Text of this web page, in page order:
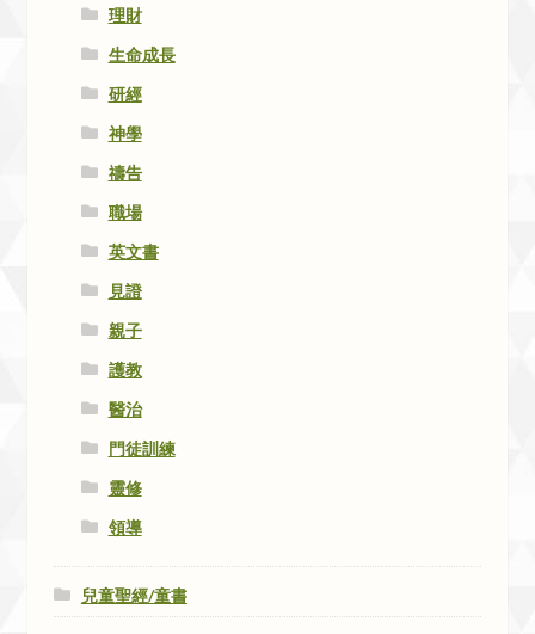
理財
生命成長
研經
神學
禱告
職場
英文書
見證
親子
護教
醫治
門徒訓練
靈修
領導
兒童聖經/童書